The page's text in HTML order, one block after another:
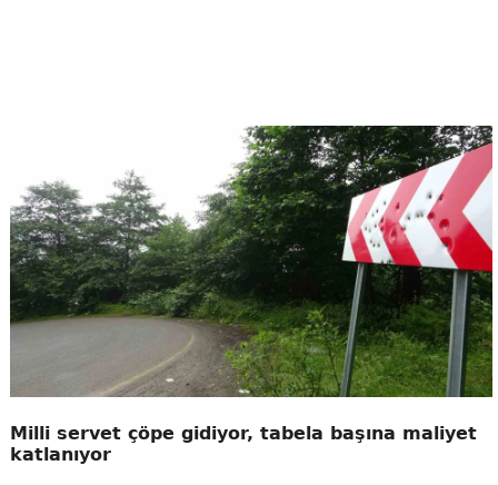
Milli servet çöpe gidiyor, tabela başına maliyet
katlanıyor